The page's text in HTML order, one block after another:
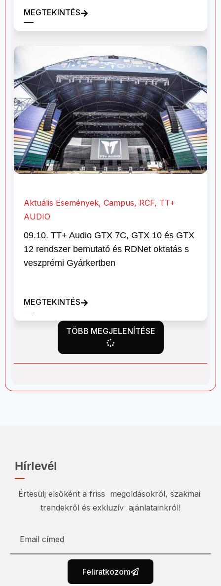
MEGTEKINTÉS
Aktuális Események, Campus, RCF, TT+
AUDIO
09.10. TT+ Audio GTX 7C, GTX 10 és GTX
12 rendszer bemutató és RDNet oktatás s
veszprémi Gyárkertben
MEGTEKINTÉS
TÖBB MEGJELENÍTÉSE
Hírlevél
Értesülj elsőként a friss megoldásokról, szakmai
trendekről és exkluzív ajánlatainkról!
Feliratkozom